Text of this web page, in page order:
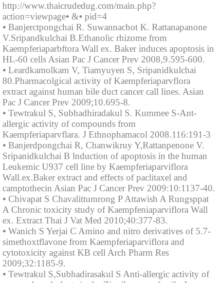
http://www.thaicrudedug.com/main.php?
action=viewpage⦁ &⦁ pid=4
⦁ Banjerctpongchai R. Suwannachot K. Rattanapanone
V.Sripandkulchai B.Ethanolic rhizome from
Kaempferiaparbftora Wall ex. Baker induces apoptosis in
HL-60 cells Asian Pac J Cancer Prev 2008,9.595-600.
⦁ Leardkamolkam V, Tiamyuyen S, Sripanidkulchai
80.Pharmacolgical activity of Kaempferiaparvflora
extract against human bile duct cancer call lines. Asian
Pac J Cancer Prev 2009;10.695-8.
⦁ Tewtrakul S, Subhadhiradakul S. Kummee S-Ant-
allergic activity of compounds from
Kaempferiaparvflara. J Ethnophamacol 2008.116:191-3
⦁ Banjerdpongchai R, Chanwikruy Y,Rattanpenone V.
Sripanidkulchai B lnduction of apoptosis in the human
Leukemic U937 cell line by Kaempferiaparviflora
Wall.ex.Baker extract and effects of paclitaxel and
camptothecin Asian Pac J Cancer Prev 2009:10:1137-40.
⦁ Chivapat S Chavalittumrong P Attawish A Rungsppat
A Chronic toxicity study of Kaempfeniaparviflora Wall
ex. Extract Thai J Vat Med 2010;40:377-83.
⦁ Wanich S Yerjai C Amino and nitro derivatives of 5.7-
simethoxtflavone from Kaempferiaparviflora and
cytotoxicity against KB cell Arch Pharm Res
2009;32:1185-9.
⦁ Tewtrakul S,Subhadirasakul S Anti-allergic activity of